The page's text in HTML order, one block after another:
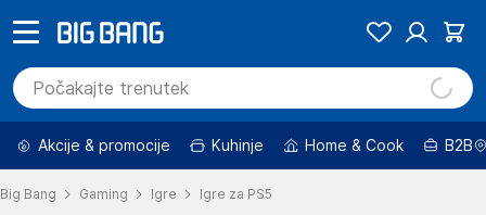
Akcije & promocije Kuhinje Home & Cook B2B
Big Bang Gaming Igre Igre za PS5